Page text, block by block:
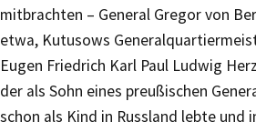
mitbrachten – General Gregor von
etwa, Kutusows
Eugen Friedrich Karl Paul Ludwig
der als Sohn eines preußischen
schon als Kind in Russland lebte und